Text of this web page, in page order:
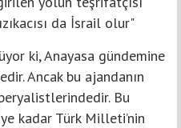
da İsrail olur"
ki, Anayasa gündemine
Ancak bu ajandanın
Bu
kadar Türk Milleti’nin